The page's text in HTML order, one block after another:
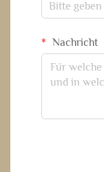
Nachricht